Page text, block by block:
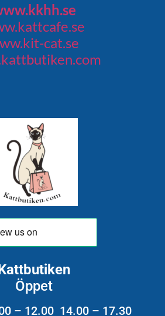
cat.se
Öppet
– 12.00 14.00 – 17.30